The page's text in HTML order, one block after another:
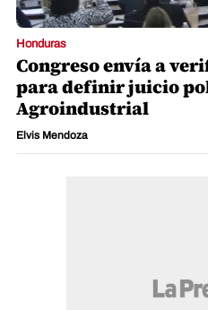
Honduras
Congreso envía a
para definir juicio
Agroindustrial
Elvis Mendoza